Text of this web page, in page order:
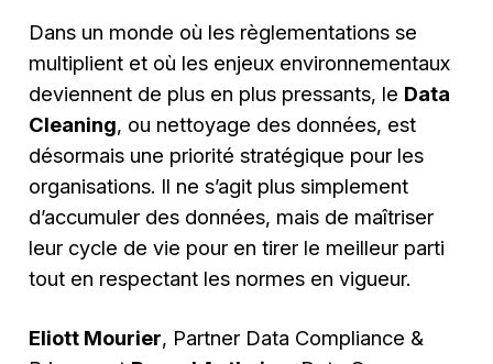
Dans un monde où les règlementations se
multiplient et où les enjeux environnementaux
deviennent de plus en plus pressants, le Data
Cleaning, ou nettoyage des données, est
désormais une priorité stratégique pour les
organisations. Il ne s’agit plus simplement
d’accumuler des données, mais de maîtriser
leur cycle de vie pour en tirer le meilleur parti
tout en respectant les normes en vigueur.
Eliott Mourier, Partner Data Compliance &